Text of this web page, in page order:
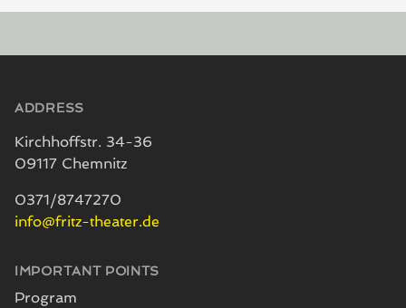
ADDRESS
Kirchhoffstr. 34-36
09117 Chemnitz
0371/8747270
info@fritz-theater.de
IMPORTANT POINTS
Program